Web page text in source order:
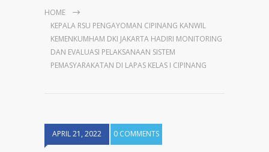
HOME
KEPALA RSU PENGAYOMAN CIPINANG KANWIL
KEMENKUMHAM DKI JAKARTA HADIRI MONITORING
DAN EVALUASI PELAKSANAAN SISTEM
PEMASYARAKATAN DI LAPAS KELAS I CIPINANG
APRIL 21, 2022 0 COMMENTS